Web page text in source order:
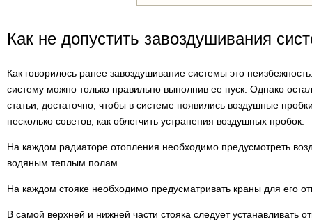
Как не допустить завоздушивания
Как говорилось ранее завоздушивание системы это
систему можно только правильно выполнив ее пуск. Однако
статьи, достаточно, чтобы в системе появились воздушные
несколько советов, как облегчить устранения воздушных пробок.
На каждом радиаторе отопления необходимо предусмотреть
водяным теплым полам.
На каждом стояке необходимо предусматривать краны для его
В самой верхней и нижней части стояка следует устанавливать